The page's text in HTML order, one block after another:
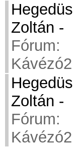
Hegedüs
Zoltán -
Fórum:
Kávézó2
Hegedüs
Zoltán -
Fórum:
Kávézó2